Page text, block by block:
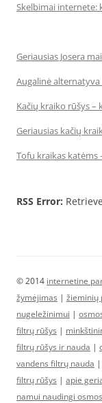
Skelbimai internete:
Geriausias Josera
Augalinė
Kačių kraiko rūšys
Geriausias kačių
Tofu kraikas katėms
RSS Error:
© 2014 internetine
žymėjimas | žieminių
nugeležinimui |
filtrų rūšys |
filtrų rūšys ir nauda |
vandens filtrų nauda |
filtrų rūšys | apie
namui naudingi